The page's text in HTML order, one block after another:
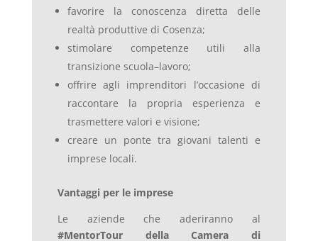
favorire la conoscenza diretta delle
realtà produttive di Cosenza;
stimolare competenze utili alla
transizione scuola–lavoro;
offrire agli imprenditori l’occasione di
raccontare la propria esperienza e
trasmettere valori e visione;
creare un ponte tra giovani talenti e
imprese locali.
Vantaggi per le imprese
Le aziende che aderiranno al
#MentorTour della Camera di